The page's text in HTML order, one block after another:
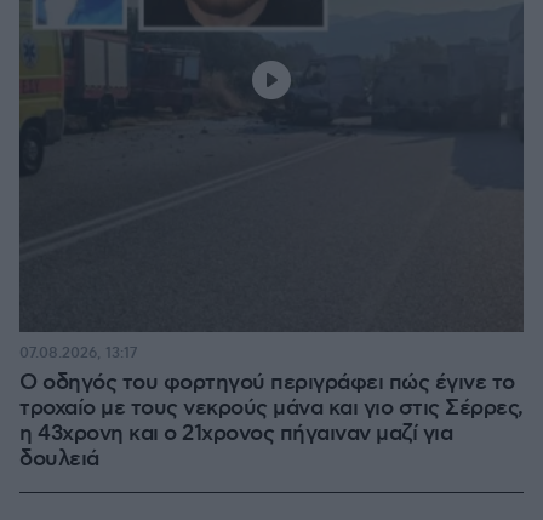
Ο οδηγός του φορτηγού περιγράφει πώς έγινε το
τροχαίο με τους νεκρούς μάνα και γιο στις Σέρρες,
η 43χρονη και ο 21χρονος πήγαιναν μαζί για
δουλειά
07.08.2026, 13:17